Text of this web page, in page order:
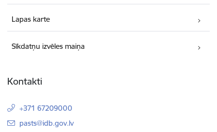
Lapas karte
Sīkdatņu izvēles maiņa
Kontakti
+371 67209000
E-pasts:
pasts@idb.gov.lv